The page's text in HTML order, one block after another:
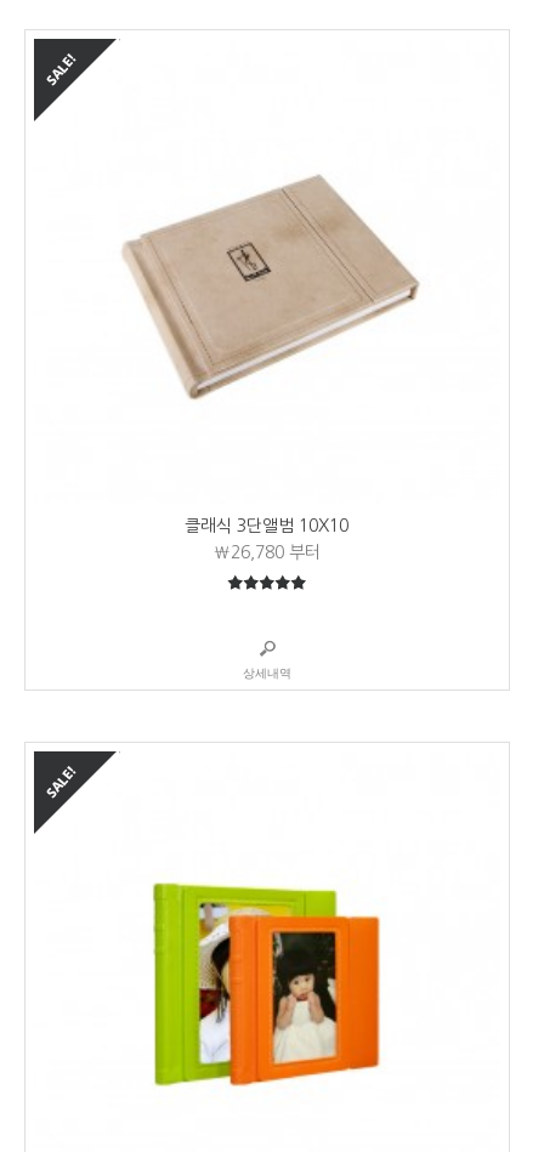
클래식 3단앨범 10X10
₩26,780부터
상세내역